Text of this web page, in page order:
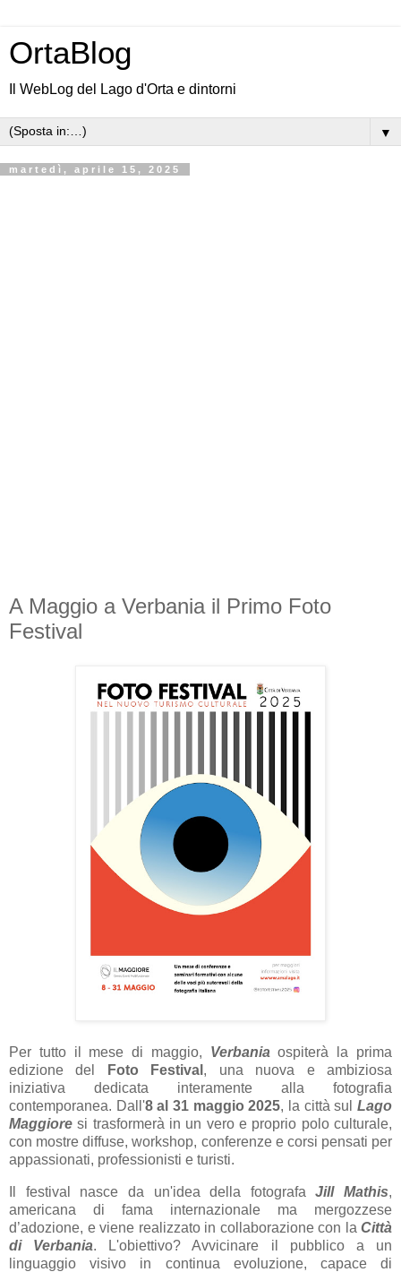
OrtaBlog
Il WebLog del Lago d'Orta e dintorni
▼
martedì, aprile 15, 2025
A Maggio a Verbania il Primo Foto
Festival
Per tutto il mese di maggio, Verbania ospiterà la prima
edizione del
Foto Festival , una nuova e ambiziosa
iniziativa dedicata interamente alla fotografia
contemporanea. Dall'8 al 31 maggio 2025, la città sulLago
Maggiore si trasformerà in un vero e proprio polo culturale,
con mostre diffuse, workshop, conferenze e corsi pensati per
appassionati, professionisti e turisti.
Il festival nasce da un'idea della fotografaJill Mathis,
americana di fama internazionale ma mergozzese
d’adozione, e viene realizzato in collaborazione con la Città
di Verbania. L'obiettivo? Avvicinare il pubblico a un
linguaggio visivo in continua evoluzione, capace di